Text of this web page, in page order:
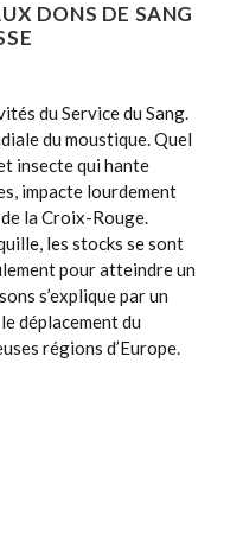
DONS DE SANG
du Service du Sang.
du moustique. Quel
insecte qui hante
impacte lourdement
la Croix-Rouge.
les stocks se sont
pour atteindre un
s’explique par un
déplacement du
régions d’Europe.